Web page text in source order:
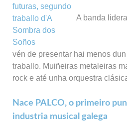
A banda
vén de presentar hai menos
traballo. Muiñeiras metaleiras
rock e até unha orquestra
Nace PALCO, o primeiro
industria musical galega